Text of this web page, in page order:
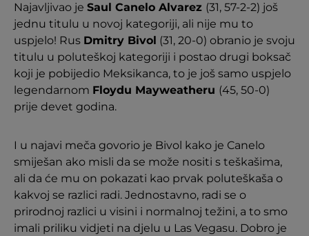
Najavljivao je Saul Canelo Alvarez (31, 57-2-2) još
jednu titulu u novoj kategoriji, ali nije mu to
uspjelo! Rus Dmitry Bivol (31, 20-0) obranio je svoju
titulu u poluteškoj kategoriji i postao drugi boksač
koji je pobijedio Meksikanca, to je još samo uspjelo
legendarnom Floydu Mayweatheru (45, 50-0)
prije devet godina.
I u najavi meča govorio je Bivol kako je Canelo
smiješan ako misli da se može nositi s teškašima,
ali da će mu on pokazati kao prvak poluteškaša o
kakvoj se razlici radi. Jednostavno, radi se o
prirodnoj razlici u visini i normalnoj težini, a to smo
imali priliku vidjeti na djelu u Las Vegasu. Dobro je